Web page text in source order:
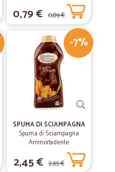
0,79 € 0,89 €
-7%
SPUMA DI SCIAMPAGNA
Spuma di Sciampagna
Ammorbidente
Concentrato Carezza
d'Argan 600 ml
2,45 € 2,65 €